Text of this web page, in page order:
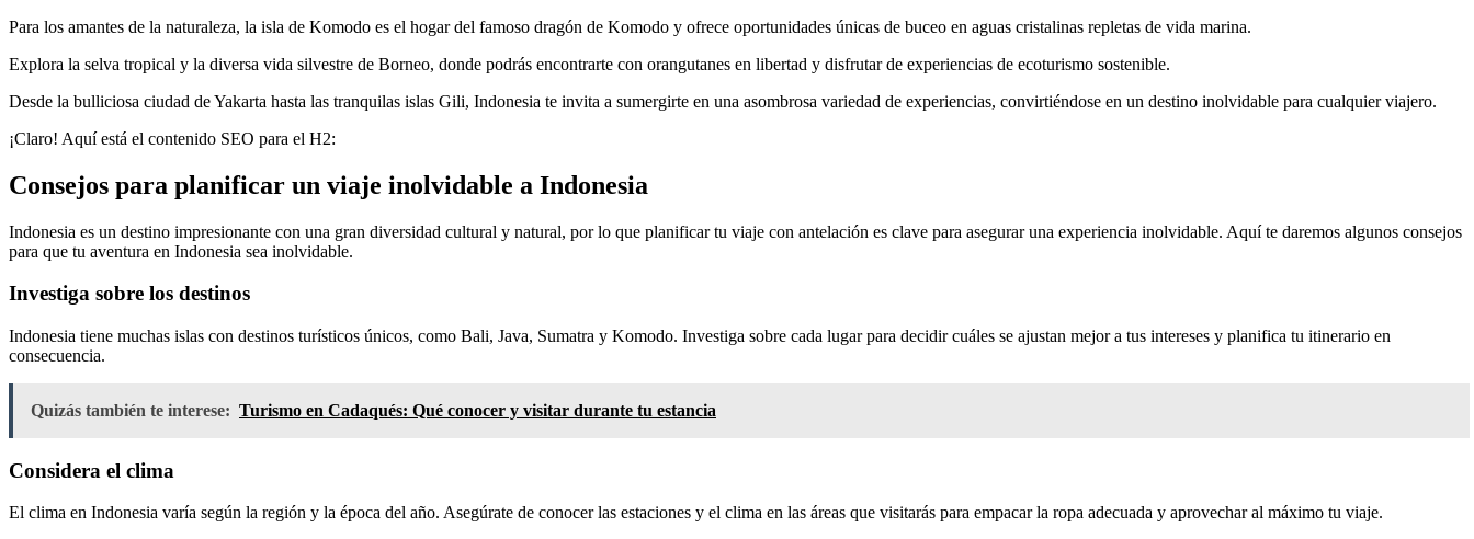
Para los amantes de la naturaleza, la isla de Komodo es el hogar del famoso dragón de Komodo y ofrece oportunidades únicas de buceo en aguas cristalinas repletas de vida marina.
Explora la selva tropical y la diversa vida silvestre de Borneo, donde podrás encontrarte con orangutanes en libertad y disfrutar de experiencias de ecoturismo sostenible.
Desde la bulliciosa ciudad de Yakarta hasta las tranquilas islas Gili, Indonesia te invita a sumergirte en una asombrosa variedad de experiencias, convirtiéndose en un destino inolvidable para cualquier viajero.
¡Claro! Aquí está el contenido SEO para el H2:
Consejos para planificar un viaje inolvidable a Indonesia
Indonesia es un destino impresionante con una gran diversidad cultural y natural, por lo que planificar tu viaje con antelación es clave para asegurar una experiencia inolvidable. Aquí te daremos algunos consejos
para que tu aventura en Indonesia sea inolvidable.
Investiga sobre los destinos
Indonesia tiene muchas islas con destinos turísticos únicos, como Bali, Java, Sumatra y Komodo. Investiga sobre cada lugar para decidir cuáles se ajustan mejor a tus intereses y planifica tu itinerario en
consecuencia.
Quizás también te interese: Turismo en Cadaqués: Qué conocer y visitar durante tu estancia
Considera el clima
El clima en Indonesia varía según la región y la época del año. Asegúrate de conocer las estaciones y el clima en las áreas que visitarás para empacar la ropa adecuada y aprovechar al máximo tu viaje.